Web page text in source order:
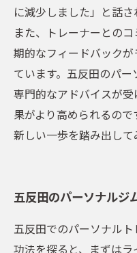
に減少しました」と話さ
また、トレーナーとの
期的なフィードバック
ています。五反田のパー
専門的なアドバイスが
果がより高められるの
新しい一歩を踏み出して
五反田のパーソナルジ
五反田でのパーソナル
功法を探ると、まずは